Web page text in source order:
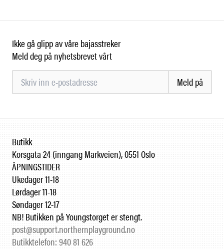
Ikke gå glipp av våre bajasstreker
Meld deg på nyhetsbrevet vårt
Meld på
Butikk
Korsgata 24 (inngang Markveien), 0551 Oslo
ÅPNINGSTIDER
Ukedager 11-18
Lørdager 11-18
Søndager 12-17
NB! Butikken på Youngstorget er stengt.
post@support.northernplayground.no
Butikktelefon: 940 81 626